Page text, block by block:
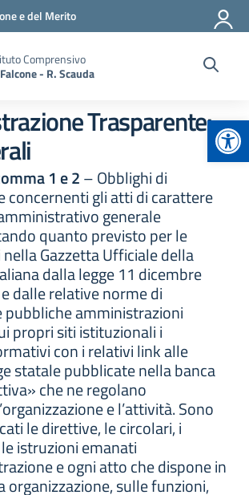
e del Merito
Comprensivo
- R. Scauda
Trasparente:
1 e 2– Obblighi di
concernenti gli atti di carattere
generale
quanto previsto per le
Gazzetta Ufficiale della
dalla legge 11 dicembre
dalle relative norme di
pubbliche amministrazioni
propri siti istituzionali i
con i relativi link alle
statale pubblicate nella banca
che ne regolano
e l’attività. Sono
le direttive, le circolari, i
istruzioni emanati
e ogni atto che dispone in
organizzazione, sulle funzioni,